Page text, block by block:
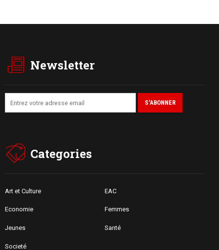
Newsletter
Categories
Art et Culture EAC
Economie Femmes
Jeunes Santé
Societé